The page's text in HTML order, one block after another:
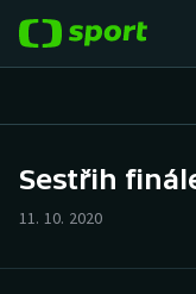
Hokej
Tenis
Sestřih
11. 10. 2020